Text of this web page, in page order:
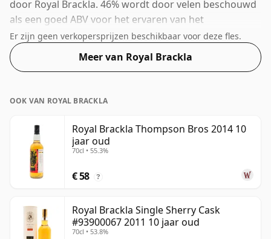
door Royal Brackla. 46% wordt door velen beschouwd
als een goed ABV voor het ervaren van het
'mondgevoel' en de volle smaak van whisky.
Er zijn geen verkopersprijzen beschikbaar voor deze fles.
Meer van Royal Brackla
OOK VAN ROYAL BRACKLA
Royal Brackla Thompson Bros 2014 10
jaar oud
70cl • 55.3%
€ 58 ?
Royal Brackla Single Sherry Cask
#93900067 2011 10 jaar oud
70cl • 53.8%